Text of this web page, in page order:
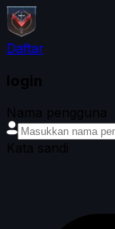
Daftar
login
Nama pengguna
Kata sandi